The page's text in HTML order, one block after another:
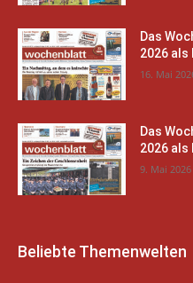
Das
2026 als
16. Mai
Das
2026 als
9. Mai 2026
Beliebte Themenwelten